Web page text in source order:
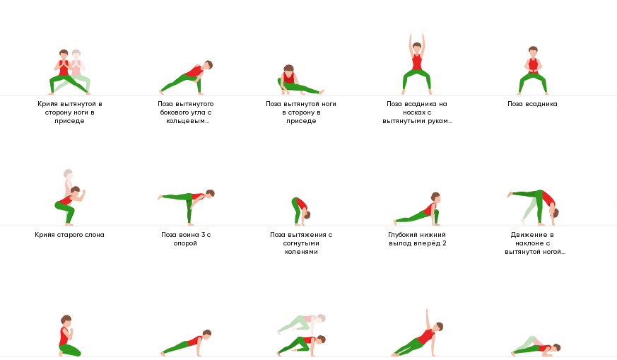
Крийя вытянутой в
сторону ноги в
приседе
Поза вытянутого
бокового угла с
кольцевым
Поза вытянутой ноги
в сторону в
приседе
Поза всадника на
носках с
вытянутыми руками
Поза всадника
Крийя старого слона
Поза воина 3 с
опорой
Поза вытяжения с
согнутыми
коленями
Глубокий нижний
выпад вперёд 2
Движение в
наклоне с
вытянутой ногой